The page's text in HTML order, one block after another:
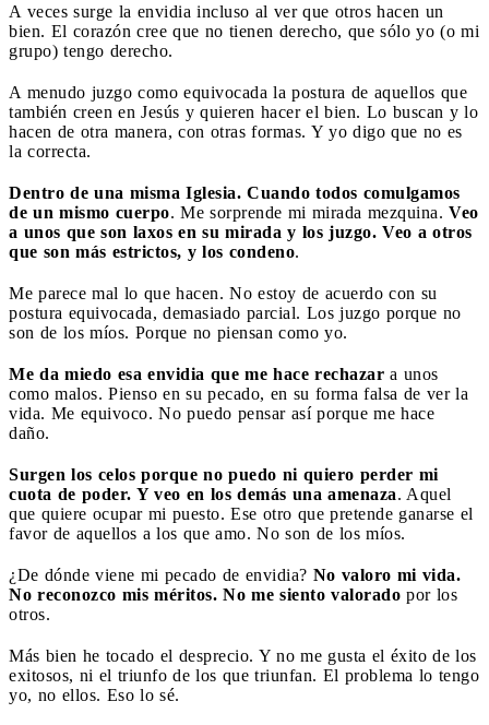
A veces surge la envidia incluso al ver que otros hacen un
bien. El corazón cree que no tienen derecho, que sólo yo (o mi
grupo) tengo derecho.
A menudo juzgo como equivocada la postura de aquellos que
también creen en Jesús y quieren hacer el bien. Lo buscan y lo
hacen de otra manera, con otras formas. Y yo digo que no es
la correcta.
Dentro de una misma Iglesia. Cuando todos comulgamos
de un mismo cuerpo. Me sorprende mi mirada mezquina. Veo
a unos que son laxos en su mirada y los juzgo. Veo a otros
que son más estrictos, y los condeno.
Me parece mal lo que hacen. No estoy de acuerdo con su
postura equivocada, demasiado parcial. Los juzgo porque no
son de los míos. Porque no piensan como yo.
Me da miedo esa envidia que me hace rechazar a unos
como malos. Pienso en su pecado, en su forma falsa de ver la
vida. Me equivoco. No puedo pensar así porque me hace
daño.
Surgen los celos porque no puedo ni quiero perder mi
cuota de poder. Y veo en los demás una amenaza. Aquel
que quiere ocupar mi puesto. Ese otro que pretende ganarse el
favor de aquellos a los que amo. No son de los míos.
¿De dónde viene mi pecado de envidia? No valoro mi vida.
No reconozco mis méritos. No me siento valorado por los
otros.
Más bien he tocado el desprecio. Y no me gusta el éxito de los
exitosos, ni el triunfo de los que triunfan. El problema lo tengo
yo, no ellos. Eso lo sé.